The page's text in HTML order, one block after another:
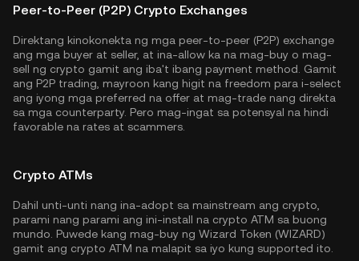
Peer-to-Peer (P2P) Crypto Exchanges
Direktang kinokonekta ng mga peer-to-peer (P2P) exchange
ang mga buyer at seller, at ina-allow ka na mag-buy o mag-
sell ng crypto gamit ang iba't ibang payment method. Gamit
ang P2P trading, mayroon kang higit na freedom para i-select
ang iyong mga preferred na offer at mag-trade nang direkta
sa mga counterparty. Pero mag-ingat sa potensyal na hindi
favorable na rates at scammers.
Crypto ATMs
Dahil unti-unti nang ina-adopt sa mainstream ang crypto,
parami nang parami ang ini-install na crypto ATM sa buong
mundo. Puwede kang mag-buy ng Wizard Token (WIZARD)
gamit ang crypto ATM na malapit sa iyo kung supported ito.